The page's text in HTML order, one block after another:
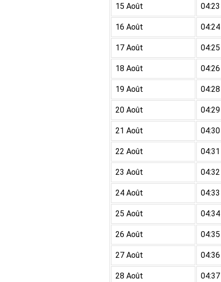
15 Août 04:23
16 Août 04:24
17 Août 04:25
18 Août 04:26
19 Août 04:28
20 Août 04:29
21 Août 04:30
22 Août 04:31
23 Août 04:32
24 Août 04:33
25 Août 04:34
26 Août 04:35
27 Août 04:36
28 Août 04:37